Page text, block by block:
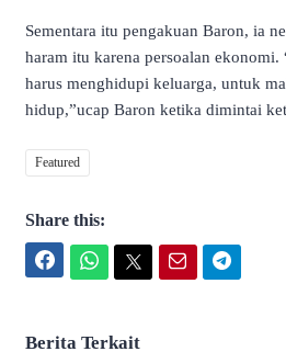
Sementara itu pengakuan Baron, ia
haram itu karena persoalan ekonomi.
harus menghidupi keluarga, untuk
hidup,”ucap Baron ketika dimintai
Featured
Share this:
Berita Terkait